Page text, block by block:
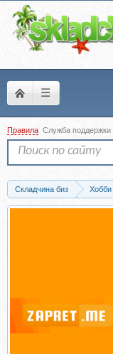
☰
Правила Служба поддержки
Складчина биз Хобби
Скачать Комбинезон